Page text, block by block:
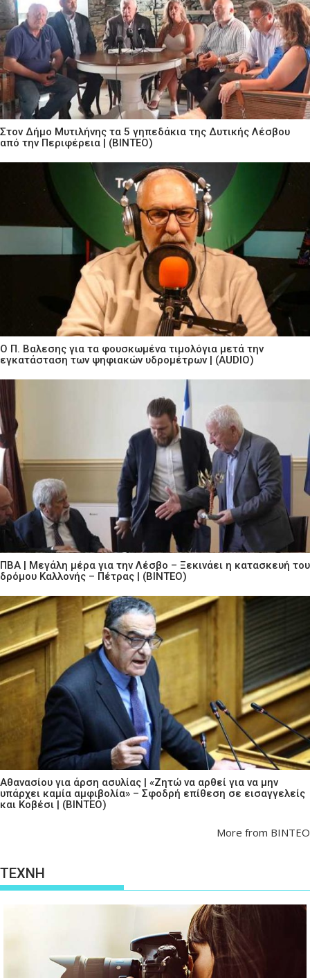
Στον Δήμο Μυτιλήνης τα 5 γηπεδάκια της Δυτικής Λέσβου
από την Περιφέρεια | (ΒΙΝΤΕΟ)
Ο Π. Βαλεσης για τα φουσκωμένα τιμολόγια μετά την
εγκατάσταση των ψηφιακών υδρομέτρων | (AUDIO)
ΠΒΑ | Μεγάλη μέρα για την Λέσβο – Ξεκινάει η κατασκευή του
δρόμου Καλλονής – Πέτρας | (ΒΙΝΤΕΟ)
Αθανασίου για άρση ασυλίας | «Ζητώ να αρθεί για να μην
υπάρχει καμία αμφιβολία» – Σφοδρή επίθεση σε εισαγγελείς
και Κοβέσι | (ΒΙΝΤΕΟ)
More from ΒΙΝΤΕΟ
ΤΕΧΝΗ